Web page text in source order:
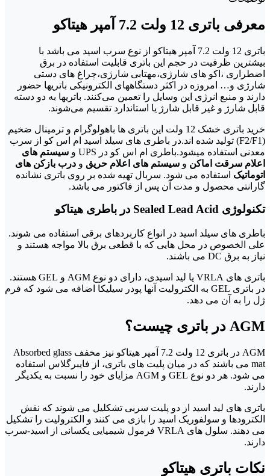
معرفی باتری 12 ولت 7.2 آمپر هیتاکو
باتری 12 ولت 7.2 آمپر هیتاکو از نوع سرب اسید می باشد با
بیشترین ظرفیت در حجم این باتری قابلیت استفاده در برق
اضطراری ،اکو های شارژی،مهتابی شارژی،چراغ های دستی
شارژی و… امروزه در اکثر دستگاههای الکترونیکی باتریها حضور
دارند و منبع انرژی این وسایل را تعمین می‌کنند. باتریها به دو دسته
قابل شارژ و غیر قابل شارژ یا استاندارد تقسیم می‌شوند.
خرید باتری خشک 12 ولت این باتری ها باهولوگرام و ترمینال ضخیم
(F2/F1) تولید شده اند.در باطری های سیلد اسید ام اس کو از سرب
معدنی استفاده میشود.باطری ام اس کو در UPS و
سیستم های
اعلام سرقت اماکن و سیستم های اعلام حریق و درب بازکن های
اتوماتیک استفاده می شود. سربال تهیه شده بر روی باتری نشانده
گارانتی محصول و مدت آن پس از فاکتور می باشد.
تکنولوژی Sealed Lead Acid در باطری هیتاکو
باطری های سیلد اسید در انواع کاربردهای برقی استفاده می شوند.
علی الخصوص در محل هایی که با قطعی برق بالا مواجه هستند و
نیاز به برق DC می باشند.
باتری های VRLA یا لید اسیدی، دارای دو نوع AGM و GEL هستند.
در باتری GEL به الکترولیت آنها پودر سیلیکا اضافه می شود که فرم
ژل را به آن می دهد.
AGM در باتری چیست؟
AGM در باتری 12 ولت 7.2 آمپر هیتاکو نیز مخفف Absorbed glass
mat می باشند که در میان پلیت های باتری، از فایبرگلاس استفاده
می شود. هر دو نوع GEL و AGM مزایای خود را نسبت به یکدیگر
دارند.
باتری های لید اسید از دو پلیت سربی تشکلیل می شوند که نقش
الکترودها و سولفوریک اسید را بازی می کنند و الکترولیت را تشکیل
می دهند. سلول های VRLA فرمول شیمیایی یکسانی از اسید-سرب
دارند.
نکات باتری هیتاکو